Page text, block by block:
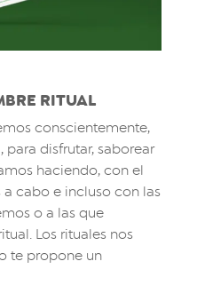
RITUAL
conscientemente,
disfrutar, saborear
haciendo, con el
cabo e incluso con las
o a las que
Los rituales nos
te propone un